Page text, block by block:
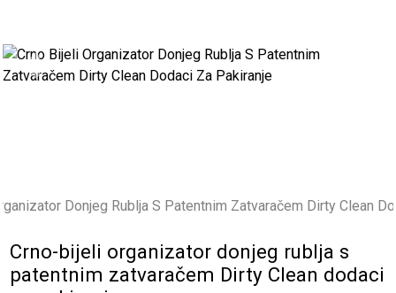
Previous
Crno-bijeli organizator donjeg rublja s
patentnim zatvaračem Dirty Clean dodaci